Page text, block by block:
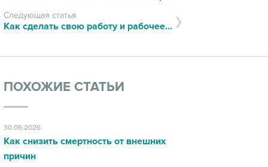
Следующая статья
Как сделать свою работу и рабочее место комфортным для здоровья!
ПОХОЖИЕ СТАТЬИ
30.06.2026
Как снизить смертность от внешних
причин